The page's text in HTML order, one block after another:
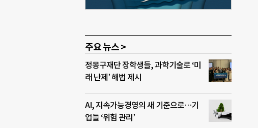
주요 뉴스 >
정몽구재단 장학생들, 과학기술로 ‘미
래 난제’ 해법 제시
AI, 지속가능경영의 새 기준으로…기
업들 ‘위험 관리’